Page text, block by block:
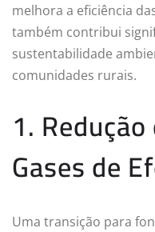
melhora a eficiência
também contribui
sustentabilidade
comunidades rurais.
1.
Gases de
Uma transição para